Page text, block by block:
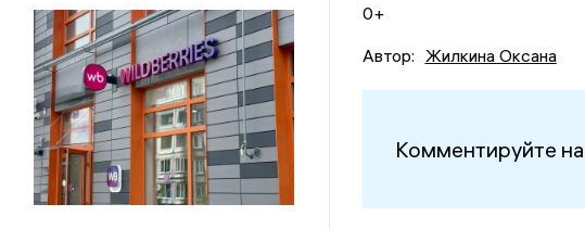
0+
Автор: Жилкина Оксана
Комментируйте